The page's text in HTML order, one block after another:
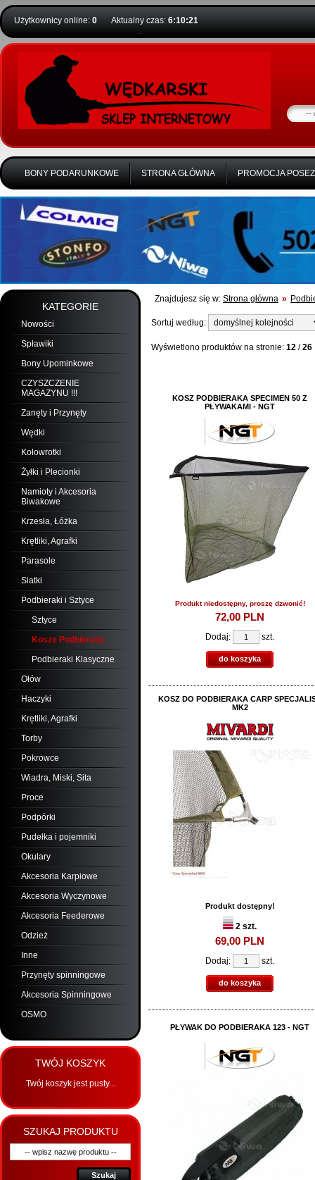
Użytkownicy online: 0 Aktualny czas: 6:10:22
BONY PODARUNKOWE STRONA GŁÓWNA PROMOCJA
KATEGORIE
Nowości
Spławiki
Bony Upominkowe
CZYSZCZENIE
MAGAZYNU !!!
Zanęty i Przynęty
Wędki
Kołowrotki
Żyłki i Plecionki
Namioty i Akcesoria
Biwakowe
Krzesła, Łóżka
Krętliki, Agrafki
Parasole
Siatki
Podbieraki i Sztyce
Sztyce
Kosze Podbieraka
Podbieraki Klasyczne
Ołów
Haczyki
Krętliki, Agrafki
Torby
Pokrowce
Wiadra, Miski, Sita
Proce
Podpórki
Pudełka i pojemniki
Okulary
Akcesoria Karpiowe
Akcesoria Wyczynowe
Akcesoria Feederowe
Odzież
Inne
Przynęty spinningowe
Akcesoria Spinningowe
OSMO
TWÓJ KOSZYK
Twój koszyk jest pusty...
SZUKAJ PRODUKTU
Szukaj
Znajdujesz się w: Strona główna »
Sortuj według:
Wyświetlono produktów na stronie: 12 /26
KOSZ PODBIERAKA SPECIMEN 50 Z
PŁYWAKAMI - NGT
Produkt niedostępny, proszę dzwonić!
72,00 PLN
Dodaj: szt.
do koszyka
KOSZ DO PODBIERAKA CARP
MK2
Produkt dostępny!
2 szt.
69,00 PLN
Dodaj: szt.
do koszyka
PŁYWAK DO PODBIERAKA 123 - NGT